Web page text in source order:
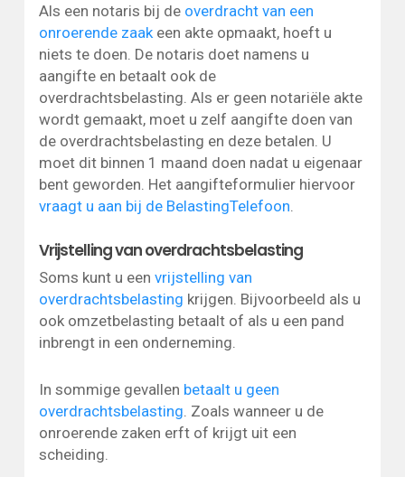
Als een notaris bij de overdracht van een
onroerende zaakeen akte opmaakt, hoeft u
niets te doen. De notaris doet namens u
aangifte en betaalt ook de
overdrachtsbelasting. Als er geen notariële akte
wordt gemaakt, moet u zelf aangifte doen van
de overdrachtsbelasting en deze betalen. U
moet dit binnen 1 maand doen nadat u eigenaar
bent geworden. Het aangifteformulier hiervoor
vraagt u aan bij de BelastingTelefoon
Vrijstelling van overdrachtsbelasting
Soms kunt u een vrijstelling van
overdrachtsbelasting krijgen. Bijvoorbeeld als u
ook omzetbelasting betaalt of als u een pand
inbrengt in een onderneming.
In sommige gevallen betaalt u geen
overdrachtsbelasting . Zoals wanneer u de
onroerende zaken erft of krijgt uit een
scheiding.